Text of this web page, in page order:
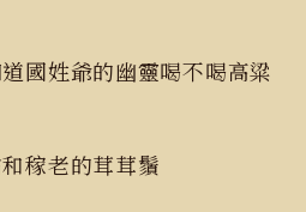
國姓爺的幽靈喝不喝高粱
稼老的茸茸鬚